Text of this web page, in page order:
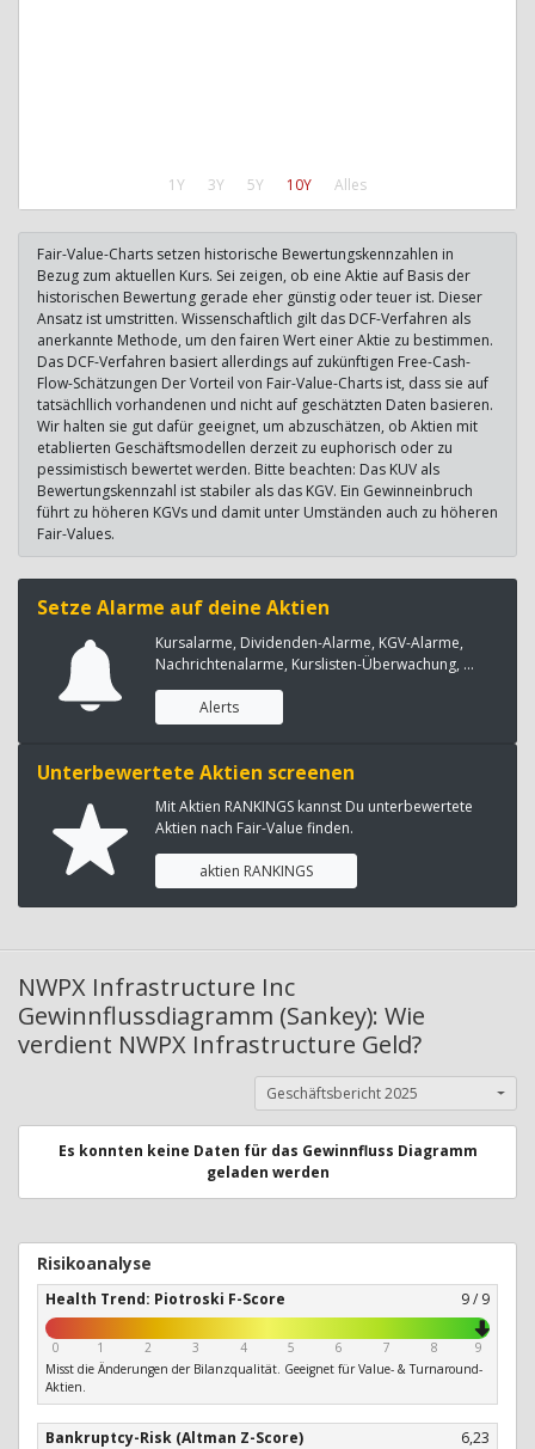
1Y 3Y 5Y 10Y Alles
Fair-Value-Charts setzen historische Bewertungskennzahlen in
Bezug zum aktuellen Kurs. Sei zeigen, ob eine Aktie auf Basis der
historischen Bewertung gerade eher günstig oder teuer ist. Dieser
Ansatz ist umstritten. Wissenschaftlich gilt das DCF-Verfahren als
anerkannte Methode, um den fairen Wert einer Aktie zu bestimmen.
Das DCF-Verfahren basiert allerdings auf zukünftigen Free-Cash-
Flow-Schätzungen Der Vorteil von Fair-Value-Charts ist, dass sie auf
tatsächllich vorhandenen und nicht auf geschätzten Daten basieren.
Wir halten sie gut dafür geeignet, um abzuschätzen, ob Aktien mit
etablierten Geschäftsmodellen derzeit zu euphorisch oder zu
pessimistisch bewertet werden. Bitte beachten: Das KUV als
Bewertungskennzahl ist stabiler als das KGV. Ein Gewinneinbruch
führt zu höheren KGVs und damit unter Umständen auch zu höheren
Fair-Values.
Setze Alarme auf deine Aktien
Kursalarme, Dividenden-Alarme, KGV-Alarme,
Nachrichtenalarme, Kurslisten-Überwachung, ...
Alerts
Unterbewertete Aktien screenen
Mit Aktien RANKINGS kannst Du unterbewertete
Aktien nach Fair-Value finden.
aktien RANKINGS
NWPX Infrastructure Inc
Gewinnflussdiagramm (Sankey): Wie
verdient NWPX Infrastructure Geld?
Geschäftsbericht 2025
Es konnten keine Daten für das Gewinnfluss Diagramm
geladen werden
Risikoanalyse
Health Trend: Piotroski F-Score 9 / 9
0 1 2 3 4 5 6 7 8
9
Misst die Änderungen der Bilanzqualität. Geeignet für Value- & Turnaround-
Aktien.
Bankruptcy-Risk (Altman Z-Score) 6,23